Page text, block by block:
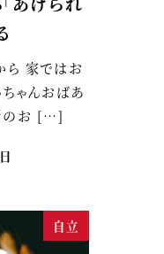
ら 家ではお
ゃんおばあ
のお […]
自立